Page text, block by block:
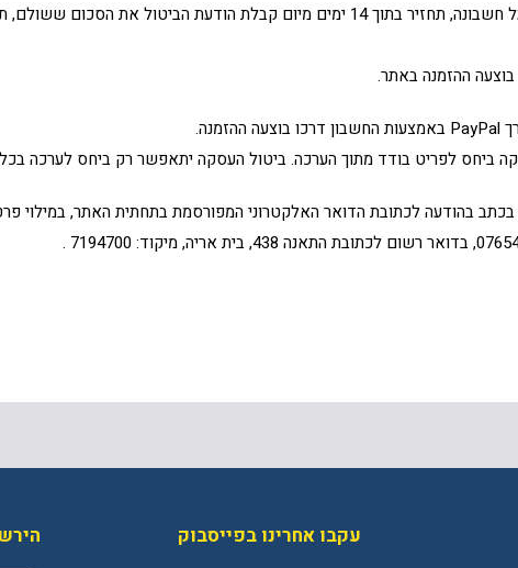
העסקה- 'קוטיקולה' תתאם מועד לאיסוף המוצר או החזרת המוצר על חשבונה, תחזיר בתוך 14 ימים מיום
ההזמנה באתר.
ביחס לפריט בודד מתוך הערכה. ביטול העסקה יתאפשר רק ביחס לערכה
בהודעה לכתובת הדואר האלקטרוני המפורסמת בתחתית האתר, במילוי
עקבו אחרינו בפייסבוק